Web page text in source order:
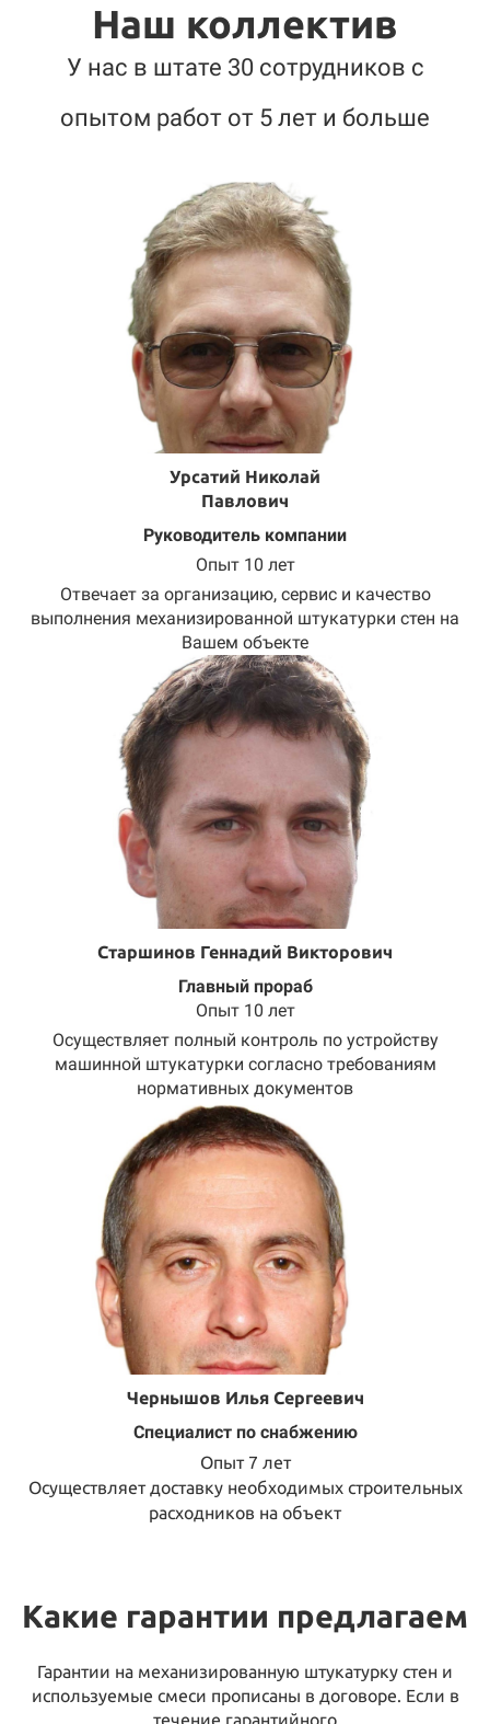
Наш коллектив
У нас в штате 30 сотрудников с
опытом работ от 5 лет и больше
Урсатий Николай
Павлович
Руководитель компании
Опыт 10 лет
Отвечает за организацию, сервис и качество
выполнения механизированной штукатурки стен на
Вашем объекте
Старшинов Геннадий Викторович
Главный прораб
Опыт 10 лет
Осуществляет полный контроль по устройству
машинной штукатурки согласно требованиям
нормативных документов
Чернышов Илья Сергеевич
Специалист по снабжению
Опыт 7 лет
Осуществляет доставку необходимых строительных
расходников на объект
Какие гарантии предлагаем
Гарантии на механизированную штукатурку стен и
используемые смеси прописаны в договоре. Если в
течение гарантийного